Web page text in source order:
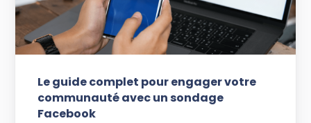
Le guide complet pour engager votre
communauté avec un sondage
Facebook